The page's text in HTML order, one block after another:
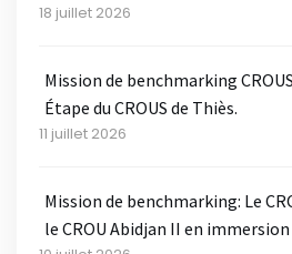
18 juillet 2026
Mission de benchmarking
Étape du CROUS de Thiès.
11 juillet 2026
Mission de benchmarking: Le
le CROU Abidjan II en immersion